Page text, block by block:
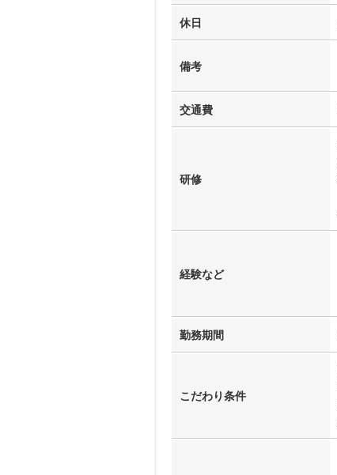
休日
備考
交通費
研修
経験など
勤務期間
こだわり条件